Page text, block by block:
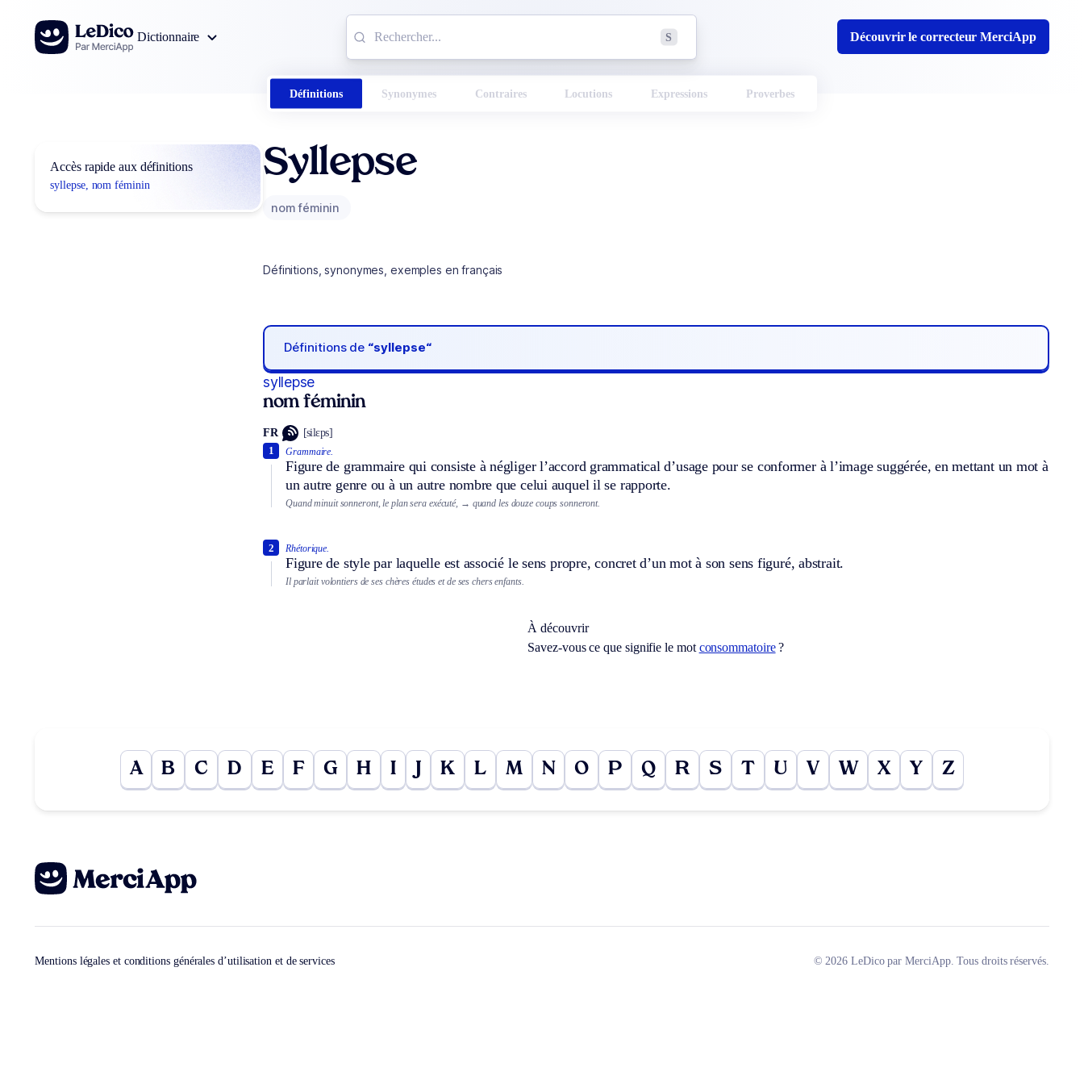
Aller au contenu
Dictionnaire
S Découvrir le correcteur MerciApp
Définitions Synonymes Contraires Locutions Expressions Proverbes
Accès rapide aux définitions
syllepse, nom féminin
Syllepse
nom féminin
Définitions, synonymes, exemples en français
Définitions de “syllepse“
syllepse
nom féminin
FR [silɛps]
Grammaire.
Figure de grammaire qui consiste à négliger l’accord grammatical d’usage pour se conformer à l’image suggérée, en mettant un mot à
un autre genre ou à un autre nombre que celui auquel il se rapporte.
1
Quand minuit sonneront, le plan sera exécuté, → quand les douze coups sonneront.
Rhétorique.
Figure de style par laquelle est associé le sens propre, concret d’un mot à son sens figuré, abstrait.
2
Il parlait volontiers de ses chères études et de ses chers enfants.
À découvrir
Savez-vous ce que signifie le mot consommatoire?
A B C D E F G H I K L M N O P Q R S T U V W X Y Z
Mentions légales et conditions générales d’utilisation et de services © 2026 LeDico par MerciApp. Tous droits réservés.